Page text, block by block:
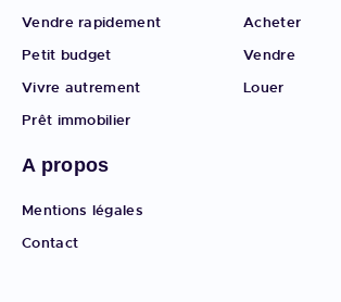
Vendre rapidement
Petit budget
Vivre autrement
Prêt immobilier
Acheter
Vendre
Louer
A propos
Mentions légales
Contact